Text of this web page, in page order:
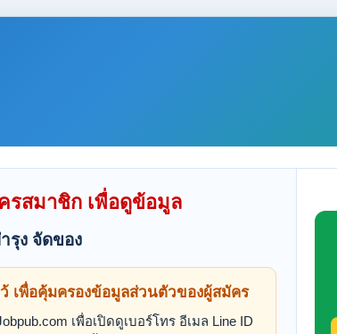
รสมาชิก เพื่อดูข้อมูล
รุง จัดของ
เพื่อคุ้มครองข้อมูลส่วนตัวของผู้สมัคร
เพื่อเปิดดูเบอร์โทร อีเมล Line ID